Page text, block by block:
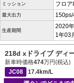
ミッション フロア
最大出力
生産期間
2020
1年03
218d xドライブ ディ
新車時価格474万円(税込)
JC08
17.4km/L